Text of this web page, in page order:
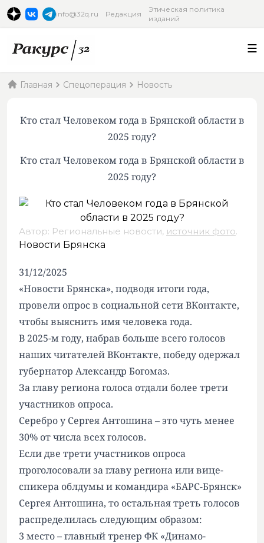
info@32q.ru Редакция
Этическая политика
изданий
Главная Спецоперация Новость
Кто стал Человеком года в Брянской области в
2025 году?
Кто стал Человеком года в Брянской области в
2025 году?
Автор: Региональные новости, источник фото.
Новости Брянска
31/12/2025
«Новости Брянска», подводя итоги года,
провели опрос в социальной сети ВКонтакте,
чтобы выяснить имя человека года.
В 2025-м году, набрав больше всего голосов
наших читателей ВКонтакте, победу одержал
губернатор Александр Богомаз.
За главу региона голоса отдали более трети
участников опроса.
Серебро у Сергея Антошина – это чуть менее
30% от числа всех голосов.
Если две трети участников опроса
проголосовали за главу региона или вице-
спикера облдумы и командира «БАРС-Брянск»
Сергея Антошина, то остальная треть голосов
распределилась следующим образом:
3 место – главный тренер ФК «Динамо-